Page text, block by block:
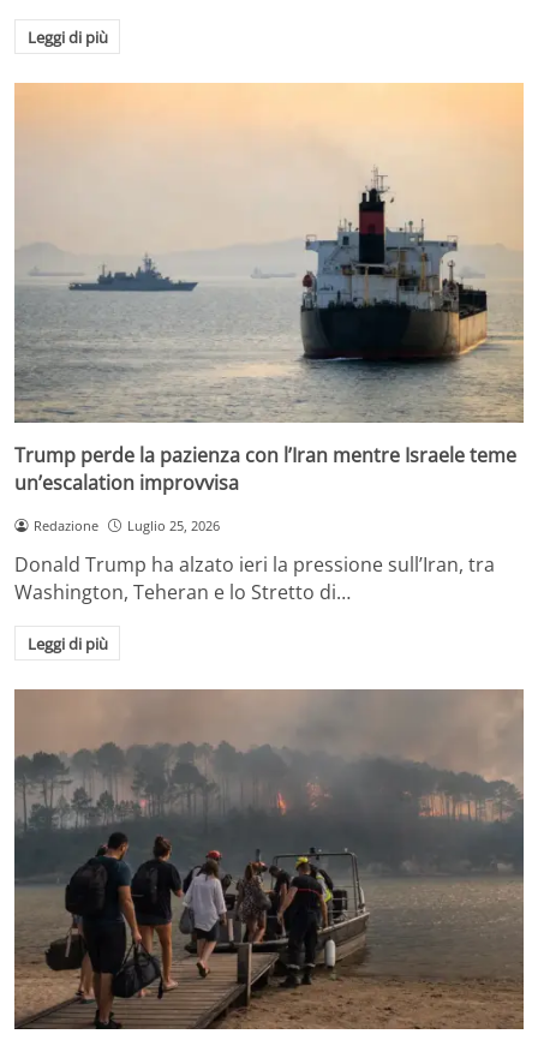
Leggi di più
Trump perde la pazienza con l’Iran mentre Israele teme
un’escalation improvvisa
Redazione Luglio 25, 2026
Donald Trump ha alzato ieri la pressione sull’Iran, tra
Washington, Teheran e lo Stretto di…
Leggi di più